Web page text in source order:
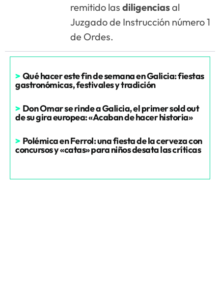
remitido lasdiligenciasal
Juzgado de Instrucción número 1
de Ordes.
> Qué hacer este fin de semana en Galicia: fiestas
gastronómicas, festivales y tradición
> Don Omar se rinde a Galicia, el primer sold out
de su gira europea: «Acaban de hacer historia»
> Polémica en Ferrol: una fiesta de la cerveza con
concursos y «catas» para niños desata las críticas